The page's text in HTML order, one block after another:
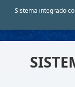
Sistema integrado